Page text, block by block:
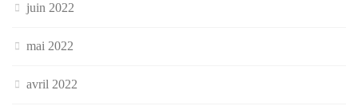
juin 2022
mai 2022
avril 2022